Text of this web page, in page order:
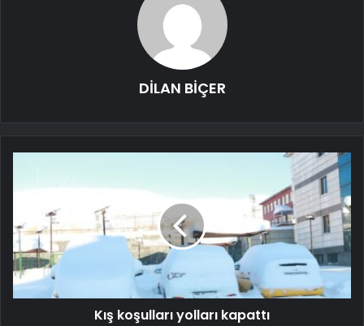
DİLAN BİÇER
Kış koşulları yolları kapattı